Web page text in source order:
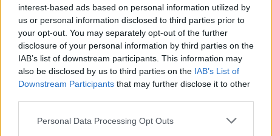
interest-based ads based on personal information utilized by
us or personal information disclosed to third parties prior to
your opt-out. You may separately opt-out of the further
disclosure of your personal information by third parties on the
IAB’s list of downstream participants. This information may
also be disclosed by us to third parties on the IAB’s List of
Downstream Participants that may further disclose it to other
Personal Data Processing Opt Outs